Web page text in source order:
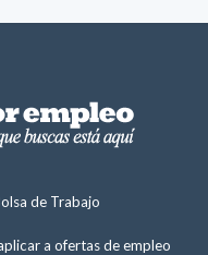
de Trabajo
a ofertas de empleo